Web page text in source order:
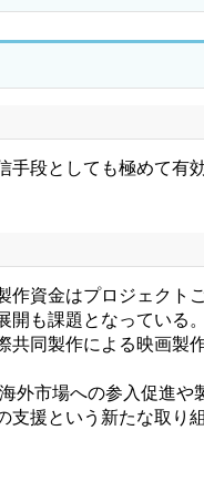
段としても極めて有
資金はプロジェクト
も課題となっている。
同製作による映画製
外市場への参入促進や
援という新たな取り